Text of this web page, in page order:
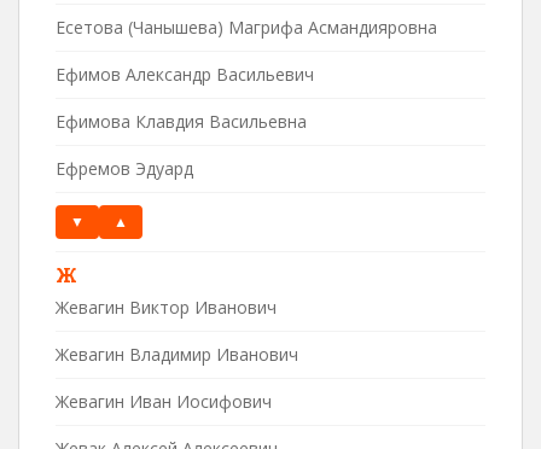
Есетова (Чанышева) Магрифа Асмандияровна
Ефимов Александр Васильевич
Ефимова Клавдия Васильевна
Ефремов Эдуард
▼ ▲
Ж
Жевагин Виктор Иванович
Жевагин Владимир Иванович
Жевагин Иван Иосифович